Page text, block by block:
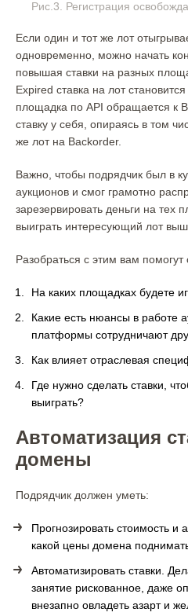
Рис.3. Регистрация
Если один и тот же лот
одновременно, можно начать
повышая ставки на разных
Expired ставка на лот
площадка по API обращается к
ставку у себя, опираясь в том
же лот на Backorder.
Важно, чтобы подрядчик был в
аукционов и смог грамотно
зарезервировать деньги на тех
выиграть интересующий лот
Разобраться с этим вам
На каких площадках будете
Какие есть нюансы в работе
платформы сотрудничают
Как влияет отраслевая
Где нужно сделать ставки,
выиграть?
Автоматизация
домены
Подрядчик должен уметь:
Прогнозировать стоимость и
какой цены домена
Автоматизировать ставки.
занятие рискованное, даже
внезапно овладеть азарт и